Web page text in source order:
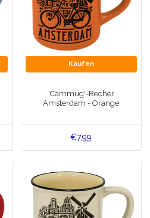
Kaufen
'Cammug'-Becher
Amsterdam - Orange
€7,99